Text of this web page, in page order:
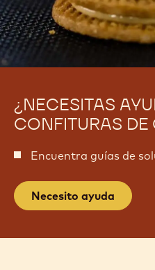
¿NECESITAS
CONFITURAS
Encuentra guías de
Necesito ayuda